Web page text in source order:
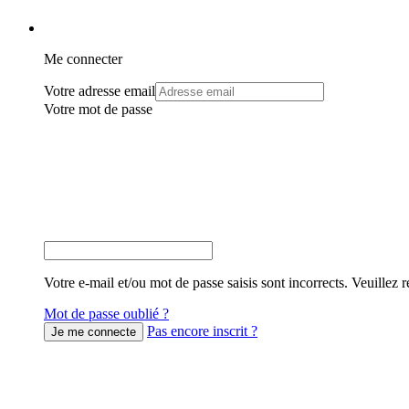
Me connecter
Votre adresse email
Votre mot de passe
Votre e-mail et/ou mot de passe saisis sont incorrects. Veuillez
Mot de passe oublié ?
Pas encore inscrit ?